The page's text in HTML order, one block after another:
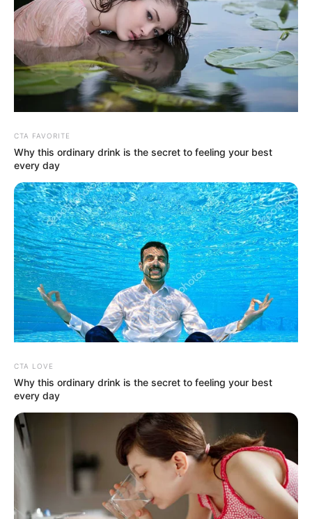
MEHR AUS DEM WEB
CTA FAVORITE
Why this ordinary drink is the secret to feeling your best
every day
CTA LOVE
Why this ordinary drink is the secret to feeling your best
every day